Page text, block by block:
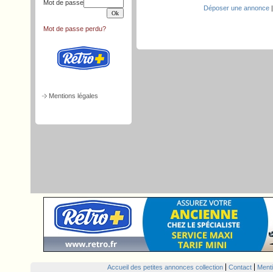
Mot de passe
Mot de passe perdu?
Mentions légales
Déposer une annonce
Accueil des petites annonces collection Contact